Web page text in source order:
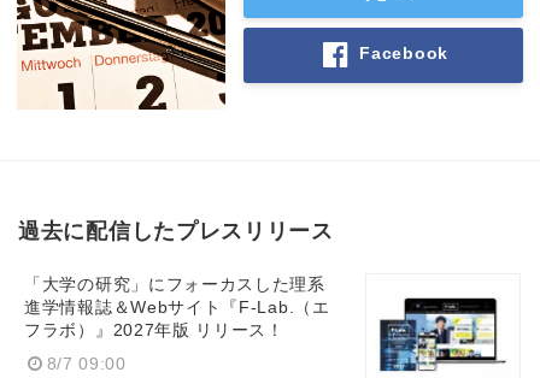
Facebook
過去に配信したプレスリリース
「大学の研究」にフォーカスした理系
進学情報誌＆Webサイト『F-Lab.（エ
フラボ）』2027年版 リリース！
8/7 09:00